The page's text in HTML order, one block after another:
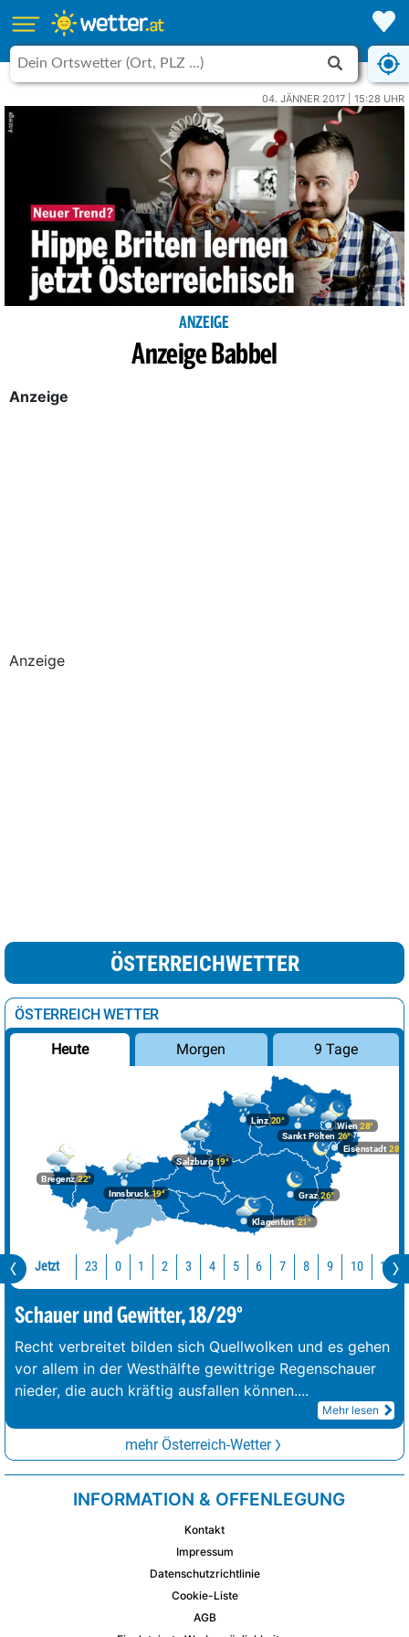
04. JÄNNER 2017 | 15:28 UHR
ANZEIGE
Anzeige Babbel
Anzeige
Anzeige
ÖSTERREICHWETTER
ÖSTERREICH WETTER
Heute Morgen 9 Tage
Bregenz22°
Graz26°
Innsbruck19°
Klagenfurt 21°
Linz20°
Salzburg19°
Wien 28°
Eisenstadt 28°
Sankt Pölten 26°
Jetzt 23 0 1 2 3 4 5 6 7 8 9 10 11
Schauer und Gewitter, 18/29°
Recht verbreitet bilden sich Quellwolken und es gehen
vor allem in der Westhälfte gewittrige Regenschauer
nieder, die auch kräftig ausfallen können....
Mehr lesen
mehr Österreich-Wetter
INFORMATION & OFFENLEGUNG
Kontakt
Impressum
Datenschutzrichtlinie
Cookie-Liste
AGB